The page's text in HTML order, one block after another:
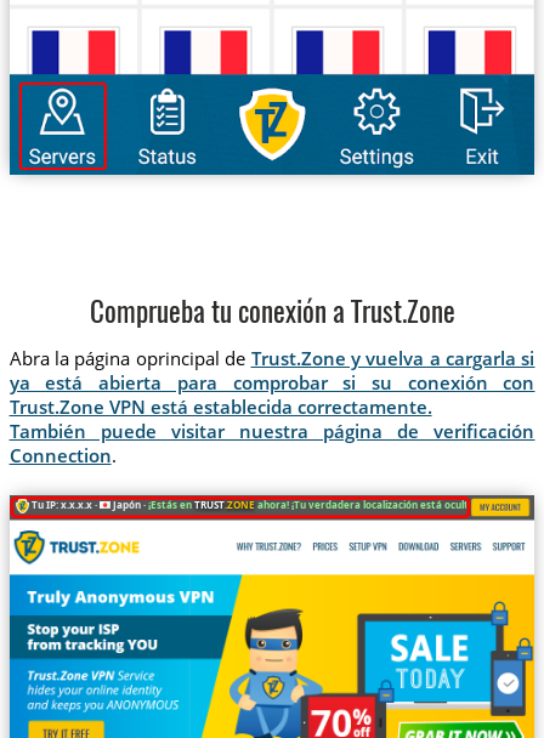
Comprueba tu conexión a Trust.Zone
Abra la página oprincipal de Trust.Zone y vuelva a cargarla si
ya está abierta para comprobar si su conexión con
Trust.Zone VPN está establecida correctamente.
También puede visitar nuestra página de verificación
Connection.
Tu IP: x.x.x.x · Japón ·¡Estás enTRUST.ZONEahora! ¡Tu verdadera localización está oculta!